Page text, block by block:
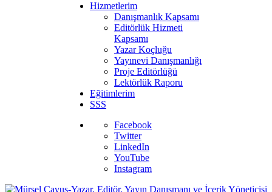
Hizmetlerim
Danışmanlık Kapsamı
Editörlük Hizmeti
Kapsamı
Yazar Koçluğu
Yayınevi Danışmanlığı
Proje Editörlüğü
Lektörlük Raporu
Eğitimlerim
SSS
Facebook
Twitter
LinkedIn
YouTube
Instagram